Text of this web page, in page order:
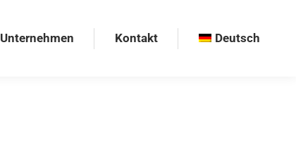
Unternehmen Kontakt Deutsch
Unternehmen Kontakt Deutsch